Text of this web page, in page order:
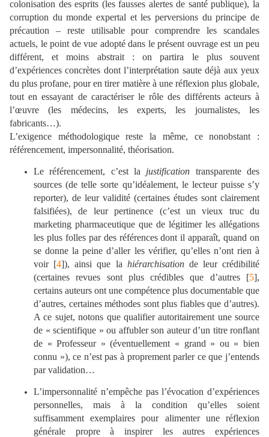
colonisation des esprits (les fausses alertes de santé publique), la
corruption du monde expertal et les perversions du principe de
précaution – reste utilisable pour comprendre les scandales
actuels, le point de vue adopté dans le présent ouvrage est un peu
différent, et moins abstrait : on partira le plus souvent
d’expériences concrètes dont l’interprétation saute déjà aux yeux
du plus profane, pour en tirer matière à une réflexion plus globale,
tout en essayant de caractériser le rôle des différents acteurs à
l’œuvre (les médecins, les experts, les journalistes, les
fabricants…).
L’exigence méthodologique reste la même, ce nonobstant :
référencement, impersonnalité, théorisation.
Le référencement, c’est la justification transparente des
sources (de telle sorte qu’idéalement, le lecteur puisse s’y
reporter), de leur validité (certaines études sont clairement
falsifiées), de leur pertinence (c’est un vieux truc du
marketing pharmaceutique que de légitimer les allégations
les plus folles par des références dont il apparaît, quand on
se donne la peine d’aller les vérifier, qu’elles n’ont rien à
voir [4]), ainsi que la hiérarchisationde leur crédibilité
(certaines revues sont plus crédibles que d’autres [5],
certains auteurs ont une compétence plus documentable que
d’autres, certaines méthodes sont plus fiables que d’autres).
A ce sujet, notons que qualifier autoritairement une source
de « scientifique » ou affubler son auteur d’un titre ronflant
de « Professeur » (éventuellement « grand » ou « bien
connu »), ce n’est pas à proprement parler ce que j’entends
par validation…
L’impersonnalité n’empêche pas l’évocation d’expériences
personnelles, mais à la condition qu’elles soient
suffisamment exemplaires pour alimenter une réflexion
générale propre à inspirer les autres expériences